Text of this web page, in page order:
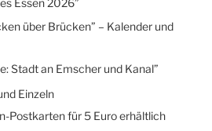
über Brücken” – Kalender und
Stadt an Emscher und Kanal”
Einzeln
Postkarten für 5 Euro erhältlich